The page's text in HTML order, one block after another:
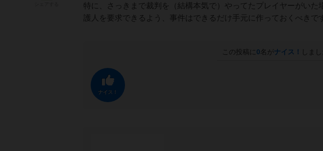
特に、さっきまで裁判を（結構本気で）やってたプレイヤーがいた
護人を要求できるよう、事件はできるだけ手元に作っておくべきで
この投稿に 0名がナイス！ しまし
ナイス！